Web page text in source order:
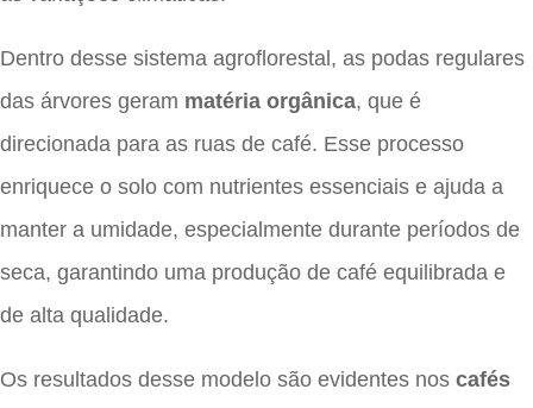
Dentro desse sistema agroflorestal, as podas regulares
das árvores geram matéria orgânica, que é
direcionada para as ruas de café. Esse processo
enriquece o solo com nutrientes essenciais e ajuda a
manter a umidade, especialmente durante períodos de
seca, garantindo uma produção de café equilibrada e
de alta qualidade.
Os resultados desse modelo são evidentes nos cafés